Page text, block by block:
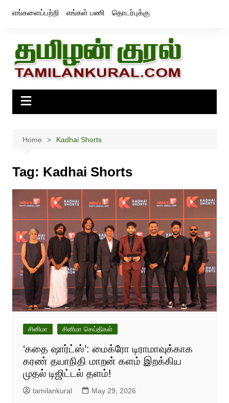
எங்களைப்பற்றி எங்கள் பணி தொடர்புக்கு
Home Kadhai Shorts
Tag: Kadhai Shorts
சினிமா சினிமா செய்திகள்
‘கதை ஷார்ட்ஸ்’: மைக்ரோ டிராமாவுக்காக
கரண் தயாநிதி மாறன் களம் இறக்கிய
முதல் டிஜிட்டல் தளம்!
tamilankural May 29, 2026